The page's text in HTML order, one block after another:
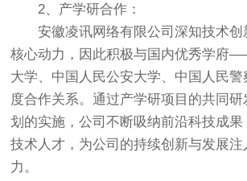
2、产学研合作：
安徽凌讯网络有限公司深知技术创
核心动力，因此积极与国内优秀学府
大学、中国人民公安大学、中国人民
度合作关系。通过产学研项目的共同
划的实施，公司不断吸纳前沿科技成
技术人才，为公司的持续创新与发展注
力。